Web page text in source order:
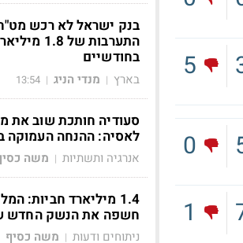
5
0
1
בנק ישראל לא רכש מט"ח
התערבות של
בחודשיים
בארץ | מנדי הניג |
13:54
סעודיה חותכת שוב את
לאסיה: ההנחה העמוקה
אנרגיה ותשתיות | משה
1.4 מיליארד חביות:
חשפה את הנשק החדש
ניתוחים ודעות | משה כסיף